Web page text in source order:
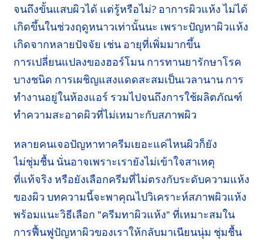
จนถึงขั้นแสบผิวได้ แต่รู้หรือไม่? อาการผิวแห้ง ไม่ได้
เกิดขึ้นในช่วงฤดูหนาวเท่านั้นนะ เพราะปัญหาผิวแห้ง
เกิดจากหลายปัจจัย เช่น อายุที่เพิ่มมากขึ้น
การเปลี่ยนแปลงของฮอร์โมน การทานยารักษาโรค
บางชนิด การเผชิญแสงแดดสะสมเป็นเวลานาน การ
ทำงานอยู่ในห้องแอร์ รวมไปจนถึงการใช้ผลิตภัณฑ์
ทำความสะอาดผิวที่ไม่เหมาะกับสภาพผิว
หลายคนเจอปัญหาทาครีมเยอะแค่ไหนผิวก็ยัง
ไม่ชุ่มชื้น นั่นอาจเพราะเรายังไม่เข้าใจสาเหตุ
ที่แท้จริง หรือยังเลือกครีมที่ไม่ตรงกับระดับความแห้ง
ของผิว บทความนี้จะพาคุณไปวิเคราะห์สภาพผิวแห้ง
พร้อมแนะวิธีเลือก "ครีมทาผิวแห้ง" ที่เหมาะสมใน
การฟื้นฟูปัญหาผิวของเราให้กลับมาเนียนนุ่ม ชุ่มชื้น